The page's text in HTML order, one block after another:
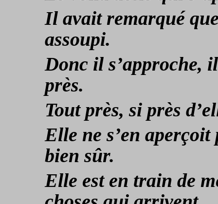
Il avait remarqué
assoupi.
Donc il s’approche,
près.
Tout près, si près
Elle ne s’en aperçoit
bien sûr.
Elle est en train de